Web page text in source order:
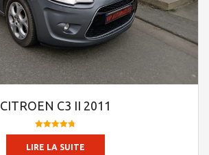
CITROEN C3 II 2011
Note
4.74
sur 5
LIRE LA SUITE